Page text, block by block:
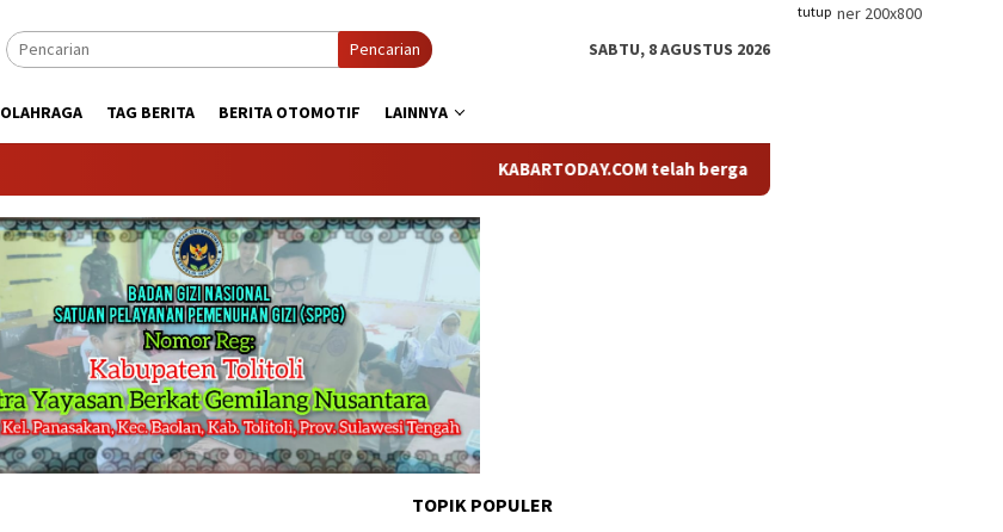
tutup
Pencarian SABTU, 8 AGUSTUS 2026
OLAHRAGA TAG BERITA BERITA OTOMOTIF LAINNYA
KABARTODAY.COM telah berganti nama menjadi
TOPIK POPULER